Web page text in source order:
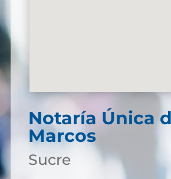
Notaría Única
Marcos
Sucre